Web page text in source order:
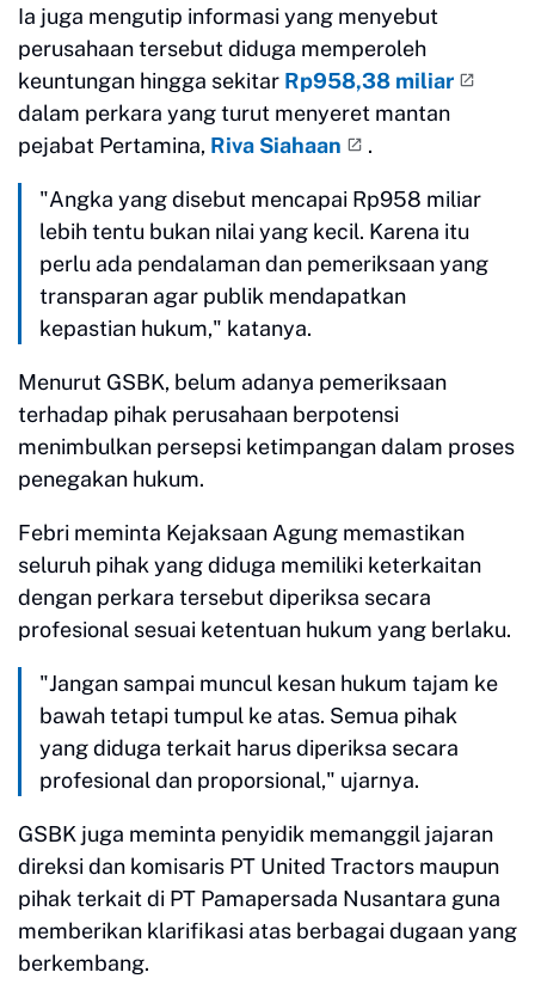
Ia juga mengutip informasi yang menyebut
perusahaan tersebut diduga memperoleh
keuntungan hingga sekitar Rp958,38 miliar
dalam perkara yang turut menyeret mantan
pejabat Pertamina, Riva Siahaan .
"Angka yang disebut mencapai Rp958 miliar
lebih tentu bukan nilai yang kecil. Karena itu
perlu ada pendalaman dan pemeriksaan yang
transparan agar publik mendapatkan
kepastian hukum," katanya.
Menurut GSBK, belum adanya pemeriksaan
terhadap pihak perusahaan berpotensi
menimbulkan persepsi ketimpangan dalam proses
penegakan hukum.
Febri meminta Kejaksaan Agung memastikan
seluruh pihak yang diduga memiliki keterkaitan
dengan perkara tersebut diperiksa secara
profesional sesuai ketentuan hukum yang berlaku.
"Jangan sampai muncul kesan hukum tajam ke
bawah tetapi tumpul ke atas. Semua pihak
yang diduga terkait harus diperiksa secara
profesional dan proporsional," ujarnya.
GSBK juga meminta penyidik memanggil jajaran
direksi dan komisaris PT United Tractors maupun
pihak terkait di PT Pamapersada Nusantara guna
memberikan klarifikasi atas berbagai dugaan yang
berkembang.